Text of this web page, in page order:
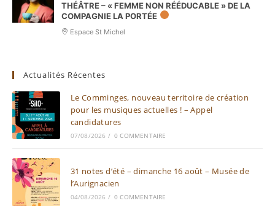
THÉÂTRE – « FEMME NON RÉÉDUCABLE » DE LA
COMPAGNIE LA PORTÉE
Espace St Michel
Actualités Récentes
Le Comminges, nouveau territoire de création
pour les musiques actuelles ! – Appel
candidatures
07/08/2026 / 0 COMMENTAIRE
31 notes d’été – dimanche 16 août – Musée de
l’Aurignacien
04/08/2026 / 0 COMMENTAIRE